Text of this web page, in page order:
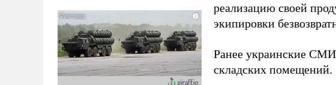
ударами судьбы, брать на себя
ответственность, помогать
слабым, идти вперед и
адаптироваться.
реализацию своей
экипировки
Ранее украинские СМИ
складских помещений.